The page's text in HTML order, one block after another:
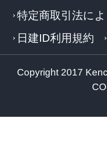
特定商取引法に
日建ID利用規約
Copyright 2017